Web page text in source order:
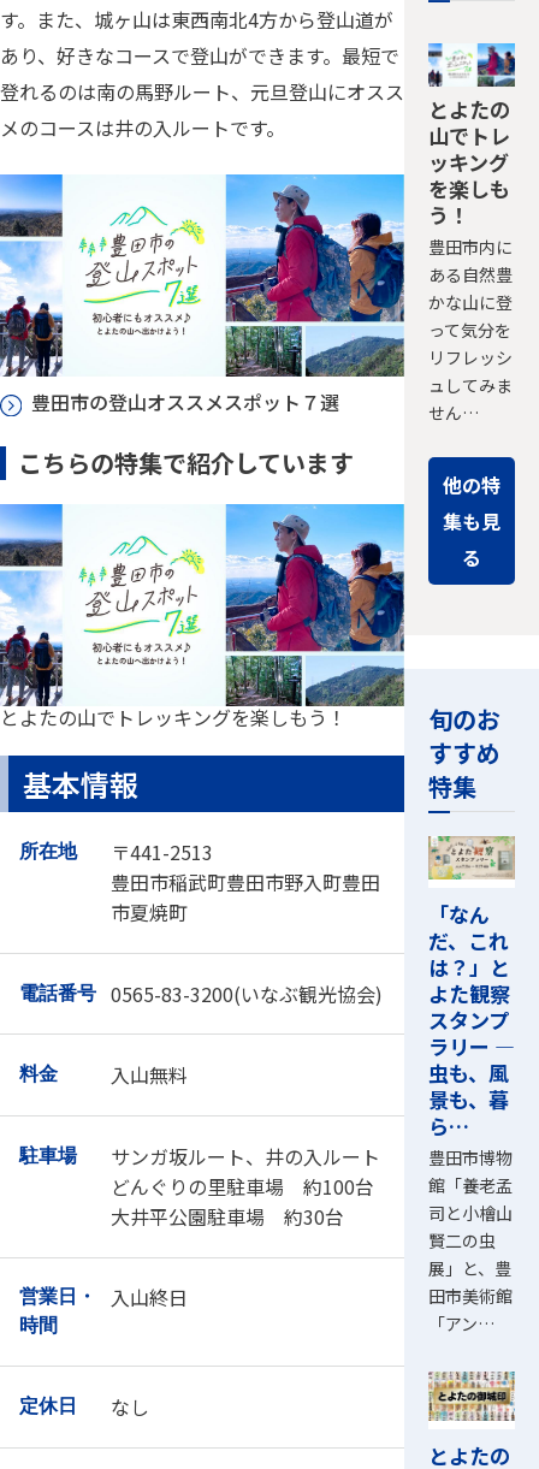
す。また、城ヶ山は東西南北4方から登山道が
あり、好きなコースで登山ができます。最短で
登れるのは南の馬野ルート、元旦登山にオスス
メのコースは井の入ルートです。
豊田市の登山オススメスポット７選
こちらの特集で紹介しています
とよたの山でトレッキングを楽しもう！
基本情報
所在地
〒441-2513
豊田市稲武町豊田市野入町豊田
市夏焼町
電話番号 0565-83-3200(いなぶ観光協会)
料金 入山無料
駐車場
サンガ坂ルート、井の入ルート
どんぐりの里駐車場 約100台
大井平公園駐車場 約30台
営業日・
時間
入山終日
定休日 なし
とよたの
山でトレ
ッキング
を楽しも
う！
豊田市内に
ある自然豊
かな山に登
って気分を
リフレッシ
ュしてみま
せん…
他の特
集も見
る
旬のお
すすめ
特集
「なん
だ、これ
は？」と
よた観察
スタンプ
ラリー ―
虫も、風
景も、暮
ら…
豊田市博物
館「養老孟
司と小檜山
賢二の虫
展」と、豊
田市美術館
「アン…
とよたの